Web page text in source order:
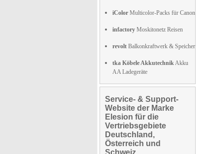
iColor Multicolor-Packs für Canon
infactory Moskitonetz Reisen
revolt Balkonkraftwerk & Speicher
tka Köbele AkkutechnikAkku
AA Ladegeräte
Service- & Support-
Website der Marke
Elesion für die
Vertriebsgebiete
Deutschland,
Österreich und
Schweiz